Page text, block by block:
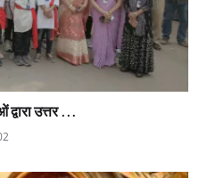
उत्तर ...